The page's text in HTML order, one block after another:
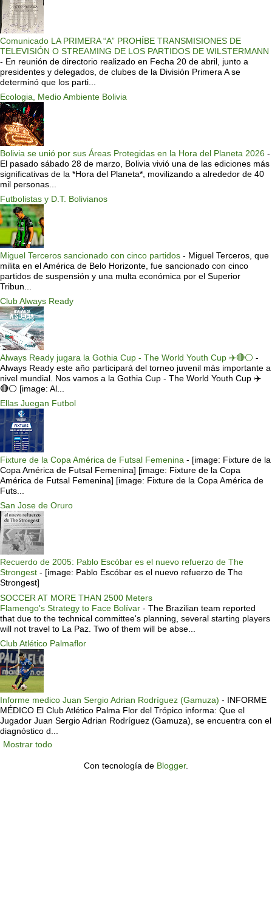
Comunicado LA PRIMERA “A” PROHÍBE TRANSMISIONES DE
TELEVISIÓN O STREAMING DE LOS PARTIDOS DE WILSTERMANN
- En reunión de directorio realizado en Fecha 20 de abril, junto a
presidentes y delegados, de clubes de la División Primera A se
determinó que los parti...
Ecologia, Medio Ambiente Bolivia
Bolivia se unió por sus Áreas Protegidas en la Hora del Planeta 2026 -
El pasado sábado 28 de marzo, Bolivia vivió una de las ediciones más
significativas de la *Hora del Planeta*, movilizando a alrededor de 40
mil personas...
Futbolistas y D.T. Bolivianos
Miguel Terceros sancionado con cinco partidos - Miguel Terceros, que
milita en el América de Belo Horizonte, fue sancionado con cinco
partidos de suspensión y una multa económica por el Superior
Tribun...
Club Always Ready
Always Ready jugara la Gothia Cup - The World Youth Cup ✈️🔴⚪️ -
Always Ready este año participará del torneo juvenil más importante a
nivel mundial. Nos vamos a la Gothia Cup - The World Youth Cup ✈️
🔴⚪️ [image: Al...
Ellas Juegan Futbol
Fixture de la Copa América de Futsal Femenina - [image: Fixture de la
Copa América de Futsal Femenina] [image: Fixture de la Copa
América de Futsal Femenina] [image: Fixture de la Copa América de
Futs...
San Jose de Oruro
Recuerdo de 2005: Pablo Escóbar es el nuevo refuerzo de The
Strongest - [image: Pablo Escóbar es el nuevo refuerzo de The
Strongest]
SOCCER AT MORE THAN 2500 Meters
Flamengo's Strategy to Face Bolívar - The Brazilian team reported
that due to the technical committee's planning, several starting players
will not travel to La Paz. Two of them will be abse...
Club Atlético Palmaflor
Informe medico Juan Sergio Adrian Rodríguez (Gamuza) - INFORME
MÉDICO El Club Atlético Palma Flor del Trópico informa: Que el
Jugador Juan Sergio Adrian Rodríguez (Gamuza), se encuentra con el
diagnóstico d...
Mostrar todo
Con tecnología de Blogger.